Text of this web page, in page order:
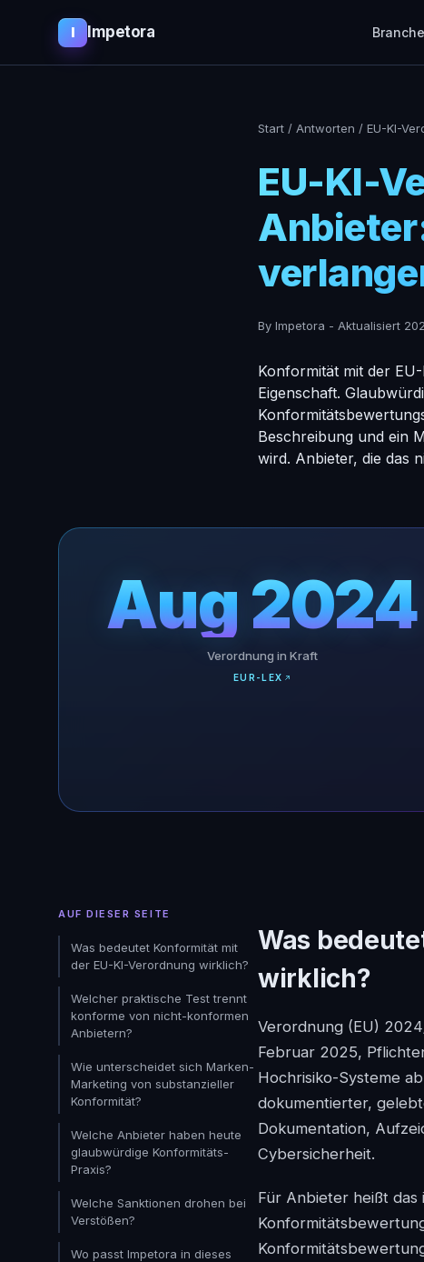
I Impetora
Start / Antworten / EU-KI-
EU-KI-
By Impetora - Aktualisiert
Konformität mit der
Eigenschaft.
Beschreibung und ein
wird. Anbieter, die das
Aug 2024
Verordnung in Kraft
EUR-LEX
AUF DIESER SEITE
Was bedeutet Konformität mit
der EU-KI-Verordnung wirklich?
Welcher praktische Test trennt
konforme von nicht-konformen
Anbietern?
Wie unterscheidet sich Marken-
Marketing von substanzieller
Konformität?
Welche Anbieter haben heute
glaubwürdige Konformitäts-
Praxis?
Welche Sanktionen drohen bei
Verstößen?
Wo passt Impetora in dieses
Was
wirklich?
Verordnung (EU)
Februar 2025,
Hochrisiko-Systeme
dokumentierter,
Dokumentation,
Cybersicherheit.
Für Anbieter heißt